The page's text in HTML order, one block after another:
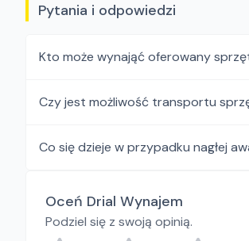
Pytania i odpowiedzi
Kto może wynająć oferowany
Czy jest możliwość transportu
Co się dzieje w przypadku nagłej
Oceń Drial Wynajem
Podziel się z swoją opinią.